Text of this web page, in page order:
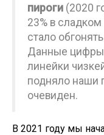
пироги (2020
23% в
стало
Данные цифры
линейки
подняло наши
очевиден.
В 2021 году мы